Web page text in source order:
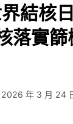
界結
落實
2026 年 3 月 24